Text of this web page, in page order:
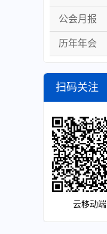
公会月报
历年年会
扫码关注
云移动端